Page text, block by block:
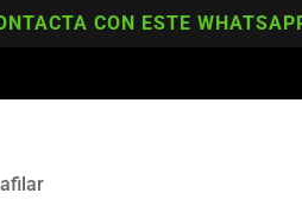
CON ESTE